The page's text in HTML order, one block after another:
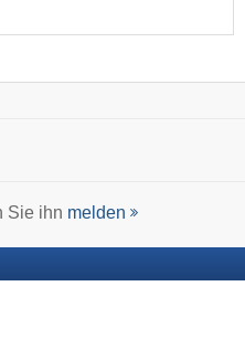
Sie ihn melden